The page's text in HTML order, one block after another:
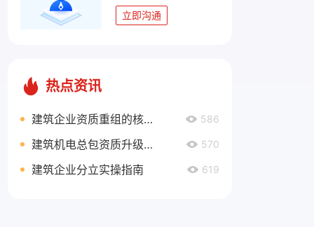
立即沟通
热点资讯
建筑企业资质重组的核心优势与实际价值 586
建筑机电总包资质升级的业绩证明材料的具体要求 570
建筑企业分立实操指南 619